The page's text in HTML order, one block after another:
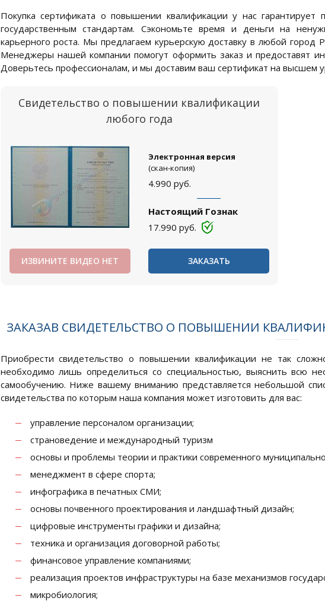
Покупка сертификата о повышении квалификации у нас гарантирует
государственным стандартам. Сэкономьте время и деньги на
карьерного роста. Мы предлагаем курьерскую доставку в любой
Менеджеры нашей компании помогут оформить заказ и предоставят
Доверьтесь профессионалам, и мы доставим ваш сертификат на высшем
Свидетельство о повышении квалификации
любого года
Электронная версия
(скан-копия)
4.990 руб.
Настоящий Гознак
17.990 руб.
ИЗВИНИТЕ ВИДЕО НЕТ ЗАКАЗАТЬ
ЗАКАЗАВ СВИДЕТЕЛЬСТВО О ПОВЫШЕНИИ
Приобрести свидетельство о повышении квалификации не так
необходимо лишь определиться со специальностью, выяснить всю
самообучению. Ниже вашему вниманию представляется небольшой
свидетельства по которым наша компания может изготовить для вас:
управление персоналом организации;
страноведение и международный туризм
основы и проблемы теории и практики современного
менеджмент в сфере спорта;
инфографика в печатных СМИ;
основы почвенного проектирования и ландшафтный дизайн;
цифровые инструменты графики и дизайна;
техника и организация договорной работы;
финансовое управление компаниями;
реализация проектов инфраструктуры на базе механизмов
микробиология;